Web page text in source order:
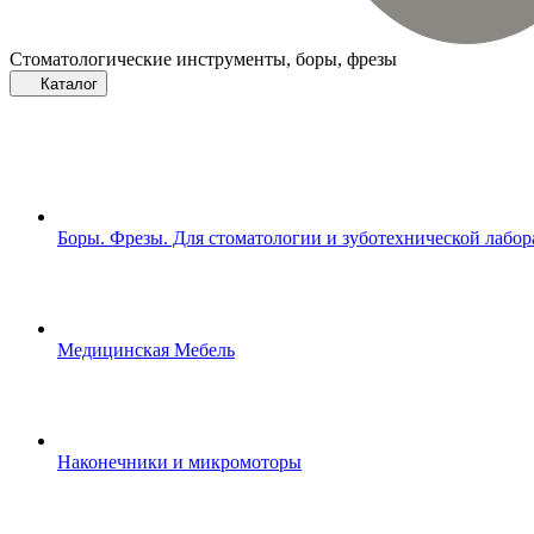
Стоматологические инструменты, боры, фрезы
Каталог
Боры. Фрезы. Для стоматологии и зуботехнической
Медицинская Мебель
Наконечники и микромоторы